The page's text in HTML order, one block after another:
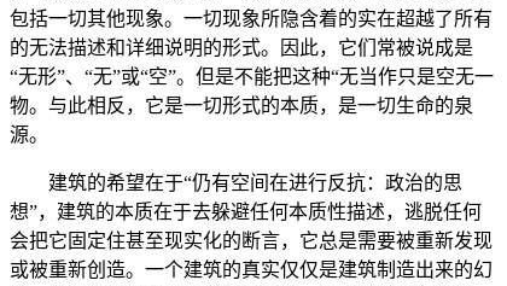
包括一切其他现象。一切现象所隐含着的实在超越了所有
的无法描述和详细说明的形式。因此，它们常被说成是
“无形”、“无”或“空”。但是不能把这种“无当作只是空无一
物。与此相反，它是一切形式的本质，是一切生命的泉
源。
建筑的希望在于“仍有空间在进行反抗：政治的思
想”，建筑的本质在于去躲避任何本质性描述，逃脱任何
会把它固定住甚至现实化的断言，它总是需要被重新发现
或被重新创造。一个建筑的真实仅仅是建筑制造出来的幻